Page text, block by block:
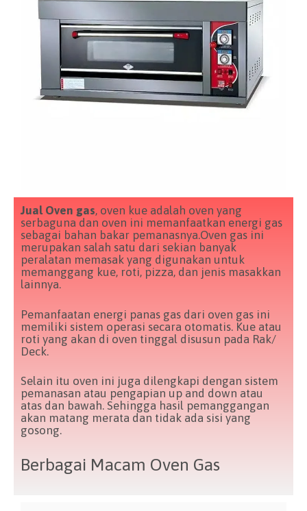
Jual Oven gas, oven kue adalah oven yang
serbaguna dan oven ini memanfaatkan energi gas
sebagai bahan bakar pemanasnya.Oven gas ini
merupakan salah satu dari sekian banyak
peralatan memasak yang digunakan untuk
memanggang kue, roti, pizza, dan jenis masakkan
lainnya.
Pemanfaatan energi panas gas dari oven gas ini
memiliki sistem operasi secara otomatis. Kue atau
roti yang akan di oven tinggal disusun pada Rak/
Deck.
Selain itu oven ini juga dilengkapi dengan sistem
pemanasan atau pengapian up and down atau
atas dan bawah. Sehingga hasil pemanggangan
akan matang merata dan tidak ada sisi yang
gosong.
Berbagai Macam Oven Gas